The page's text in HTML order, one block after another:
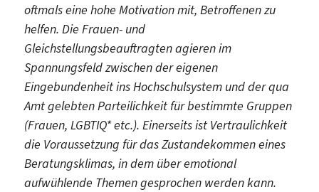
oftmals eine hohe Motivation mit, Betroffenen zu
helfen. Die Frauen- und
Gleichstellungsbeauftragten agieren im
Spannungsfeld zwischen der eigenen
Eingebundenheit ins Hochschulsystem und der qua
Amt gelebten Parteilichkeit für bestimmte Gruppen
(Frauen, LGBTIQ* etc.). Einerseits ist Vertraulichkeit
die Voraussetzung für das Zustandekommen eines
Beratungsklimas, in dem über emotional
aufwühlende Themen gesprochen werden kann.